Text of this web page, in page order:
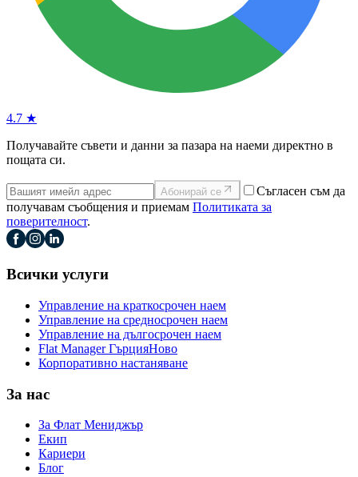
4.7 ★
Получавайте съвети и данни за пазара на наеми директно в
пощата си.
Абонирай се
Съгласен съм да
получавам съобщения и приемам Политиката за
поверителност.
Всички услуги
Управление на краткосрочен наем
Управление на средносрочен наем
Управление на дългосрочен наем
Flat Manager ГърцияНово
Корпоративно настаняване
За нас
За Флат Мениджър
Екип
Кариери
Блог